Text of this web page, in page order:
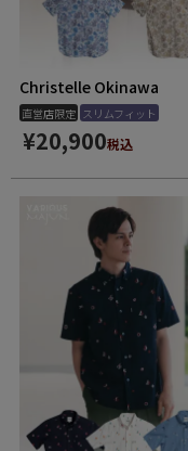
Christelle Okinawa
直営店限定 スリムフィット
¥20,900税込